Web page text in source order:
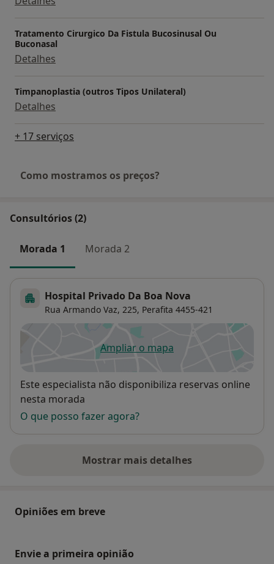
Tratamento Cirurgico Da Fistula Bucosinusal Ou
Buconasal
Detalhes
Timpanoplastia (outros Tipos Unilateral)
Detalhes
+ 17 serviços
Como mostramos os preços?
Consultórios (2)
Morada 1 Morada 2
Hospital Privado Da Boa Nova
Rua Armando Vaz, 225, Perafita 4455-421
Ampliar o mapaabre num novo separador
Disponibilidade
Este especialista não disponibiliza reservas online
nesta morada
O que posso fazer agora?
Mostrar mais detalhes
sobre o endereço
Opiniões em breve
Envie a primeira opinião